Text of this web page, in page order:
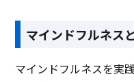
マインドフルネス
マインドフルネスを実